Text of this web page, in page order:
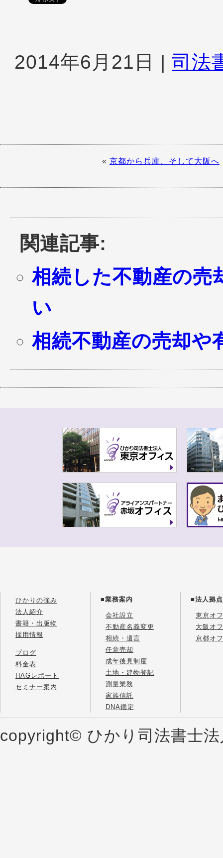
2014年6月21日 | 司法
« 京都から兵庫、そして大阪へ
関連記事:
相続した不動産の売
い
相続不動産の売却や
ひかりの強み
法人紹介
書籍・出版物
採用情報
ブログ
料金表
HAGレポート
セミナー案内
■業務案内
会社設立
不動産名義変更
相続・遺言
任意売却
成年後見制度
土地・建物登記
測量業務
家族信託
DNA鑑定
■法人拠点
東京オ
大阪オ
京都オ
copyright© ひかり司法書士